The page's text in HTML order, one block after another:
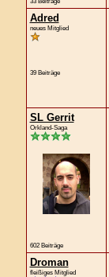
Adred
neues Mitglied
39 Beiträge
SL Gerrit
Orkland-Saga
602 Beiträge
Droman
fleißiges Mitglied